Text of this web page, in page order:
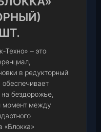
Техно» – это
в редукторный
бездорожье,
момент между
«Блокка»